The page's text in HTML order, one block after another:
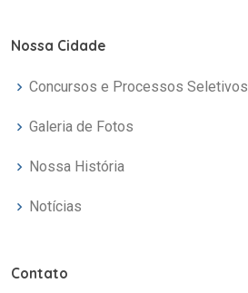
Nossa Cidade
Concursos e Processos Seletivos
Galeria de Fotos
Nossa História
Notícias
Contato